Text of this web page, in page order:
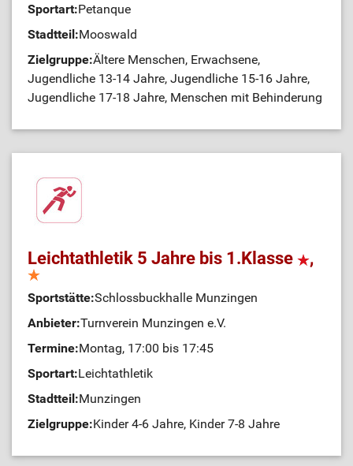
Sportart:Petanque
Stadtteil:Mooswald
Zielgruppe:Ältere Menschen, Erwachsene,
Jugendliche 13-14 Jahre, Jugendliche 15-16 Jahre,
Jugendliche 17-18 Jahre, Menschen mit Behinderung
Leichtathletik 5 Jahre bis 1.Klasse ,
Sportstätte:Schlossbuckhalle Munzingen
Anbieter:Turnverein Munzingen e.V.
Termine:Montag, 17:00 bis 17:45
Sportart:Leichtathletik
Stadtteil:Munzingen
Zielgruppe:Kinder 4-6 Jahre, Kinder 7-8 Jahre